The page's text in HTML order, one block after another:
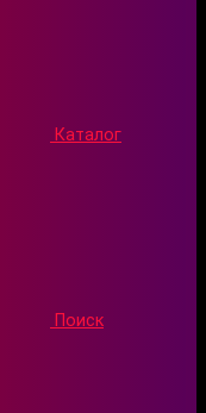
Каталог
Поиск